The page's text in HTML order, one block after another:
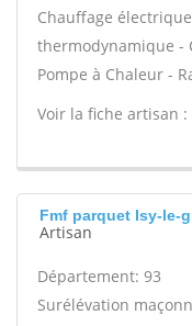
Chauffage
thermodynamique -
Pompe à Chaleur -
Voir la fiche artisan :
Fmf parquet Isy-le-
Artisan
Département: 93
Surélévation